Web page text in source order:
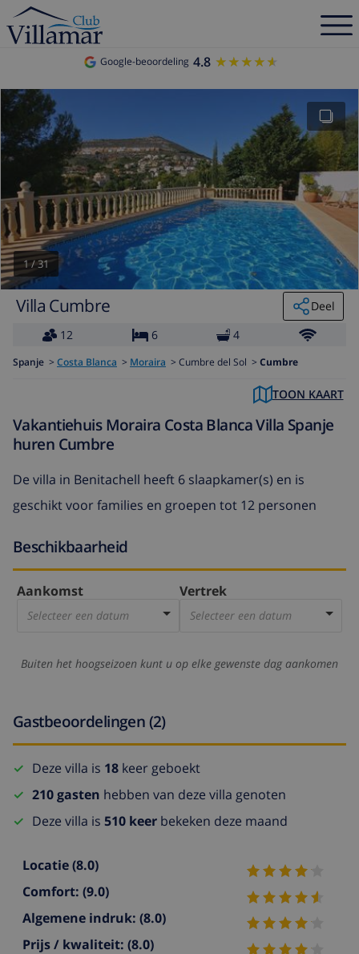
Google-beoordeling 4.8 ★★★★★
★★★★★
1 /31
Villa Cumbre
Deel
12
6 4
Spanje > Costa Blanca > Moraira > Cumbre del Sol > Cumbre
TOON KAART
Vakantiehuis Moraira Costa Blanca Villa Spanje
huren Cumbre
De villa in Benitachell heeft 6 slaapkamer(s) en is
geschikt voor families en groepen tot 12 personen
Beschikbaarheid
Aankomst
Selecteer een datum
Vertrek
Selecteer een datum
Buiten het hoogseizoen kunt u op elke gewenste dag aankomen
Gastbeoordelingen (2)
Deze villa is 18 keer geboekt
210 gasten hebben van deze villa genoten
Deze villa is 510 keer bekeken deze maand
Locatie(8.0)
Comfort: (9.0)
Algemene indruk: (8.0)
Prijs / kwaliteit: (8.0)